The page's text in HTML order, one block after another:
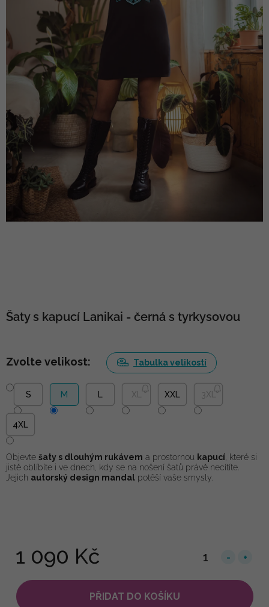
Šaty s kapucí Lanikai - černá s tyrkysovou
1 090 Kč
PŘIDAT DO KOŠÍKU
Zvolte velikost: Tabulka velikostí
S M XL XXL 3XL
4XL
Objevte šaty s dlouhým rukávem a prostornou kapucí , které si
jistě oblíbíte i ve dnech, kdy se na nošení šatů právě necítíte.
Jejich autorský design mandal potěší vaše smysly.